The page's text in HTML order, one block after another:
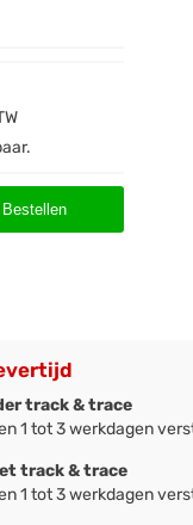
Bestellen
track & trace
1 tot 3 werkdagen
track & trace
1 tot 3 werkdagen